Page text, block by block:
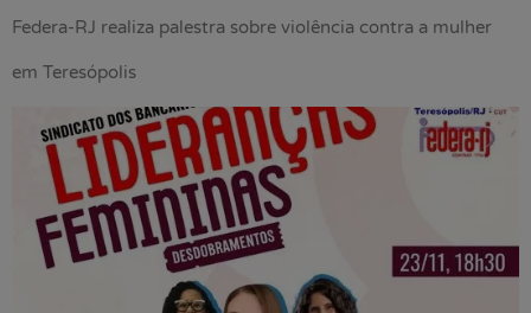
Federa-RJ realiza palestra sobre violência contra a mulher
em Teresópolis